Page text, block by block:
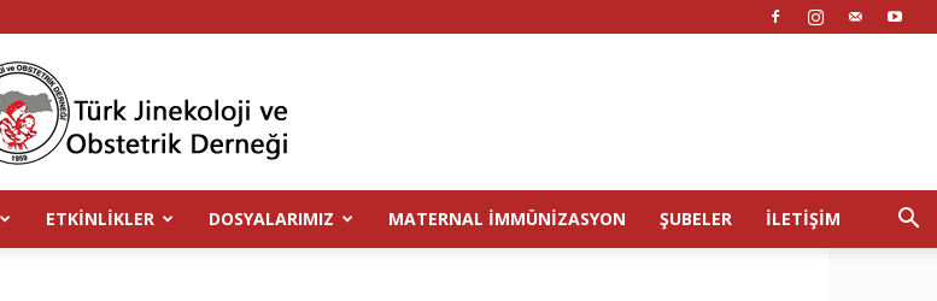
TJOD
ETKINLIKLER DOSYALARIMIZ MATERNAL İMMÜNIZASYON ŞUBELER İLETIŞIM